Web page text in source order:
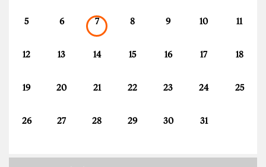
5 6 7 8 9 10 11
12 13 14 15 16 17 18
19 20 21 22 23 24 25
26 27 28 29 30 31